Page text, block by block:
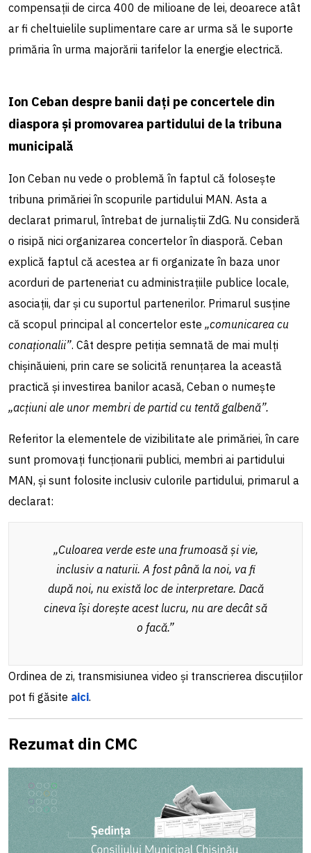
compensații de circa 400 de milioane de lei, deoarece atât
ar fi cheltuielile suplimentare care ar urma să le suporte
primăria în urma majorării tarifelor la energie electrică.
Ion Ceban despre banii dați pe concertele din
diaspora și promovarea partidului de la tribuna
municipală
Ion Ceban nu vede o problemă în faptul că folosește
tribuna primăriei în scopurile partidului MAN. Asta a
declarat primarul, întrebat de jurnaliștii ZdG. Nu consideră
o risipă nici organizarea concertelor în diasporă. Ceban
explică faptul că acestea ar fi organizate în baza unor
acorduri de parteneriat cu administrațiile publice locale,
asociații, dar și cu suportul partenerilor. Primarul susține
că scopul principal al concertelor este „comunicarea cu
conaționalii”. Cât despre petiția semnată de mai mulți
chișinăuieni, prin care se solicită renunțarea la această
practică și investirea banilor acasă, Ceban o numește
„acțiuni ale unor membri de partid cu tentă galbenă”.
Referitor la elementele de vizibilitate ale primăriei, în care
sunt promovați funcționarii publici, membri ai partidului
MAN, și sunt folosite inclusiv culorile partidului, primarul a
declarat:
„Culoarea verde este una frumoasă și vie,
inclusiv a naturii. A fost până la noi, va fi
după noi, nu există loc de interpretare. Dacă
cineva își dorește acest lucru, nu are decât să
o facă.”
Ordinea de zi, transmisiunea video și transcrierea discuțiilor
pot fi găsite aici.
Rezumat din CMC